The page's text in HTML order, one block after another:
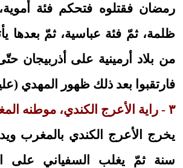
رمضان فقتلوه فتحكم فئة
ظلمة، ثمّ فئة عباسية، ثمّ بعدها
من بلاد أرمينية على أذربيجان
فارتقبوا بعد ذلك ظهور المهدي
٣ - راية الأعرج الكندي، موطنه المغرب:
يخرج الأعرج الكندي بالمغرب
سنة ثمّ يغلب السفياني على